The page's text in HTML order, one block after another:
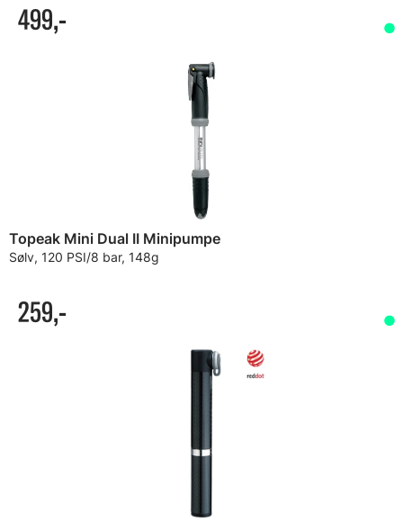
499,-
Topeak Mini Dual II Minipumpe
Sølv, 120 PSI/8 bar, 148g
259,-